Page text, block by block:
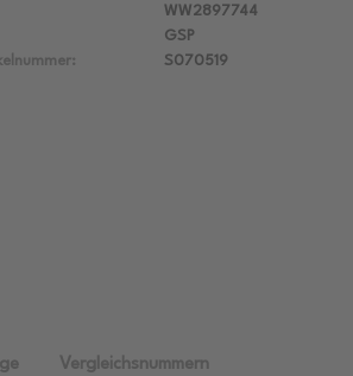
WW2897744
GSP
S070519
Vergleichsnummern